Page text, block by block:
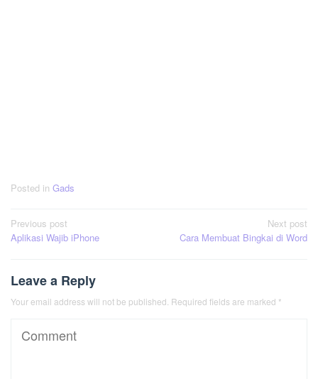
Posted in Gads
Post
navigation
Previous post
Aplikasi Wajib iPhone
Next post
Cara Membuat Bingkai di Word
Leave a Reply
Your email address will not be published. Required fields are marked *